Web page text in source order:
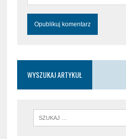
WYSZUKAJ ARTYKUŁ